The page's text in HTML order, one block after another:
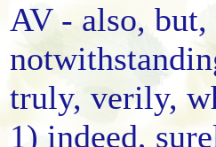
AV - also,
truly, verily,
1) indeed,